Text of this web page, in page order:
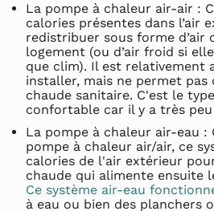
La pompe à chaleur air-air :
calories présentes dans l’air
redistribuer sous forme d’air
logement (ou d’air froid si
que clim). Il est relativement
installer, mais ne permet pas
chaude sanitaire. C'est le
confortable car il y a très
La pompe à chaleur air-eau :
pompe à chaleur air/air, ce
calories de l'air extérieur
chaude qui alimente ensuite
Ce système air-eau
à eau ou bien des planchers